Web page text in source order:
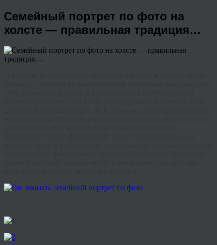
Семейный портрет по фото на
холсте — правильная традиция…